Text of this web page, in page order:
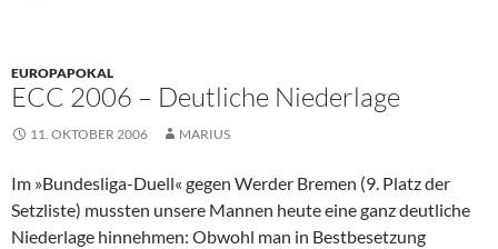
EUROPAPOKAL
ECC 2006 – Deutliche Niederlage
11. OKTOBER 2006 MARIUS
Im »Bundesliga-Duell« gegen Werder Bremen (9. Platz der
Setzliste) mussten unsere Mannen heute eine ganz deutliche
Niederlage hinnehmen: Obwohl man in Bestbesetzung